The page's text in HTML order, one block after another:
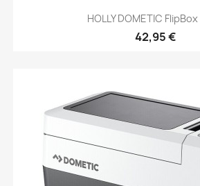
HOLLY DOMETIC
42,95 €